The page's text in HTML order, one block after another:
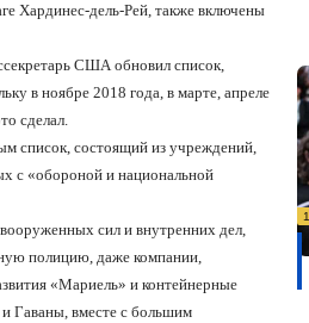
Хардинес-дель-Рей, также включены
США обновил список,
в ноябре 2018 года, в марте, апреле
сделал.
список, состоящий из учреждений,
с «обороной и национальной
сил и внутренних дел,
полицию, даже компании,
«Мариель» и контейнерные
Гаваны, вместе с большим